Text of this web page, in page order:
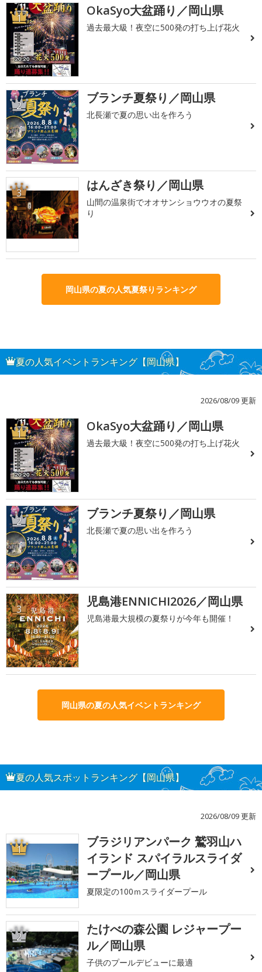
1 OkaSyo大盆踊り／岡山県
過去最大級！夜空に500発の打ち上げ花火
2 ブランチ夏祭り／岡山県
北長瀬で夏の思い出を作ろう
3 はんざき祭り／岡山県
山間の温泉街でオオサンショウウオの夏祭
り
岡山県の夏の人気夏祭りランキング
夏の人気イベントランキング【岡山県】
2026/08/09 更新
1 OkaSyo大盆踊り／岡山県
過去最大級！夜空に500発の打ち上げ花火
2 ブランチ夏祭り／岡山県
北長瀬で夏の思い出を作ろう
3 児島港ENNICHI2026／岡山県
児島港最大規模の夏祭りが今年も開催！
岡山県の夏の人気イベントランキング
夏の人気スポットランキング【岡山県】
2026/08/09 更新
1
ブラジリアンパーク 鷲羽山ハ
イランド スパイラルスライダ
ープール／岡山県
夏限定の100ｍスライダープール
2
たけべの森公園 レジャープー
ル／岡山県
子供のプールデビューに最適